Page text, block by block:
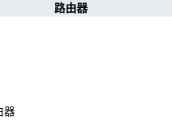
路由器
器